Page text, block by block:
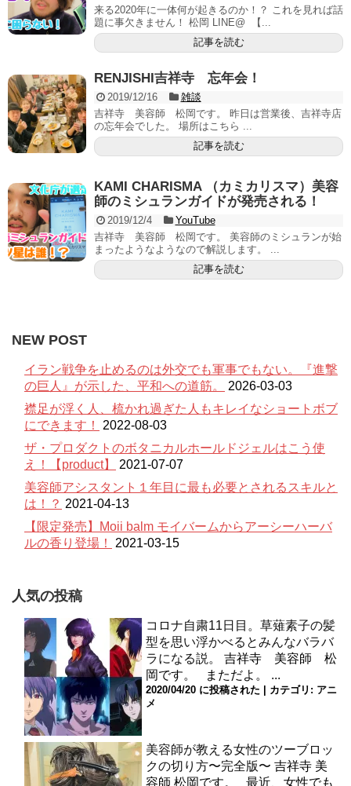
来る2020年に一体何が起きるのか！？ これを見れば話
題に事欠きません！ 松岡 LINE@ 【...
記事を読む
RENJISHI吉祥寺 忘年会！
2019/12/16
雑談
吉祥寺 美容師 松岡です。 昨日は営業後、吉祥寺店
の忘年会でした。 場所はこちら ...
記事を読む
KAMI CHARISMA （カミカリスマ）美容
師のミシュランガイドが発売される！
2019/12/4
YouTube
吉祥寺 美容師 松岡です。 美容師のミシュランが始
まったようなようなので解説します。 ...
記事を読む
NEW POST
イラン戦争を止めるのは外交でも軍事でもない。『進撃
の巨人』が示した、平和への道筋。
2026-03-03
襟足が浮く人、梳かれ過ぎた人もキレイなショートボブ
にできます！
2022-08-03
ザ・プロダクトのボタニカルホールドジェルはこう使
え！【product】
2021-07-07
美容師アシスタント１年目に最も必要とされるスキルと
は！？ 2021-04-13
【限定発売】Moii balm モイバームからアーシーハーバ
ルの香り登場！
2021-03-15
人気の投稿
コロナ自粛11日目。草薙素子の髪
型を思い浮かべるとみんなバラバ
ラになる説。
吉祥寺 美容師 松
岡です。 まただよ。 ...
2020/04/20 に投稿された カテゴリ: アニ
メ
美容師が教える女性のツーブロッ
クの切り方〜完全版〜 吉祥寺 美
容師 松岡です。 最近、女性でも